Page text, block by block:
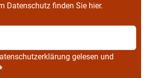
Datenschutz finden Sie hier.
gelesen und